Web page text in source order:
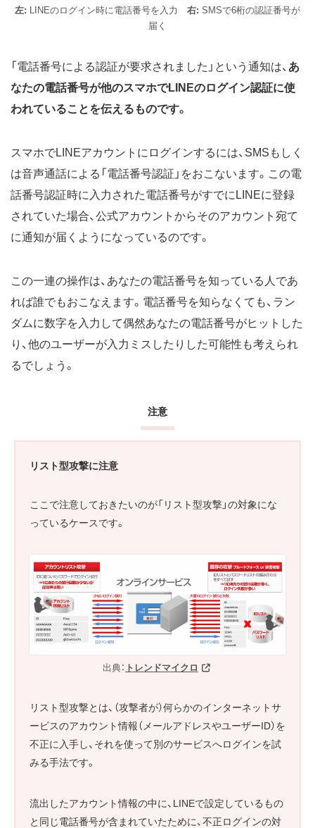
左: LINEのログイン時に電話番号を入力 右: SMSで6桁の認証番号が
届く
「電話番号による認証が要求されました」という通知は、 あ
なたの電話番号が他のスマホでLINEのログイン認証に使
われていることを伝えるものです。
スマホでLINEアカウントにログインするには、SMSもしく
は音声通話による「電話番号認証」をおこないます。この電
話番号認証時に入力された電話番号がすでにLINEに登録
されていた場合、公式アカウントからそのアカウント宛て
に通知が届くようになっているのです。
この一連の操作は、あなたの電話番号を知っている人であ
れば誰でもおこなえます。電話番号を知らなくても、ラン
ダムに数字を入力して偶然あなたの電話番号がヒットした
り、他のユーザーが入力ミスしたりした可能性も考えられ
るでしょう。
注意
リスト型攻撃に注意
ここで注意しておきたいのが「リスト型攻撃」の対象にな
っているケースです。
出典： トレンドマイクロ
リスト型攻撃とは、（攻撃者が）何らかのインターネットサ
ービスのアカウント情報（メールアドレスやユーザーID）を
不正に入手し、それを使って別のサービスへログインを試
みる手法です。
流出したアカウント情報の中に、LINEで設定しているもの
と同じ電話番号が含まれていたために、不正ログインの対